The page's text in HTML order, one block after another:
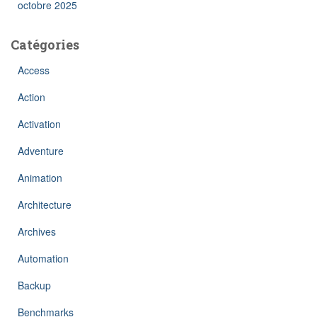
octobre 2025
Catégories
Access
Action
Activation
Adventure
Animation
Architecture
Archives
Automation
Backup
Benchmarks